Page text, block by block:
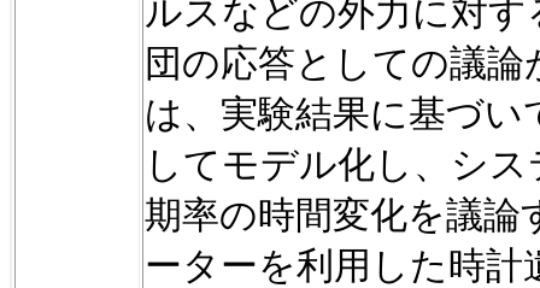
ルスなどの外力に対
団の応答としての議
は、実験結果に基づい
してモデル化し、シ
期率の時間変化を議論
ーターを利用した時計